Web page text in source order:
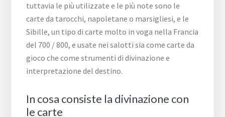
tuttavia le più utilizzate e le più note sono le
carte da tarocchi, napoletane o marsigliesi, e le
Sibille, un tipo di carte molto in voga nella Francia
del 700 / 800, e usate nei salotti sia come carte da
gioco che come strumenti di divinazione e
interpretazione del destino.
In cosa consiste la divinazione con
le carte